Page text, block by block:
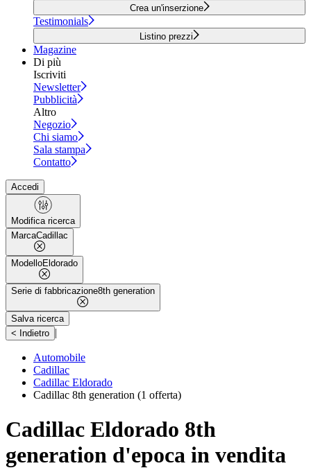
Crea un'inserzione
Testimonials
Listino prezzi
Magazine
Di più
Iscriviti
Newsletter
Pubblicità
Altro
Negozio
Chi siamo
Sala stampa
Contatto
Accedi
Modifica ricerca
MarcaCadillac
ModelloEldorado
Serie di fabbricazione8th generation
Salva ricerca
< Indietro |
Automobile
Cadillac
Cadillac Eldorado
Cadillac 8th generation (1 offerta)
Cadillac Eldorado 8th
generation d'epoca in vendita